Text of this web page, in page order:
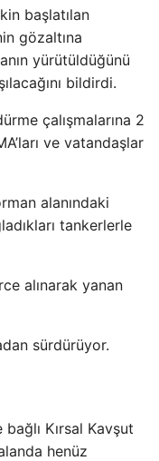
başlatılan
gözaltına
yürütüldüğünü
bildirdi.
çalışmalarına 2
ve vatandaşlar
alanındaki
tankerlerle
alınarak yanan
sürdürüyor.
bağlı Kırsal Kavşut
henüz